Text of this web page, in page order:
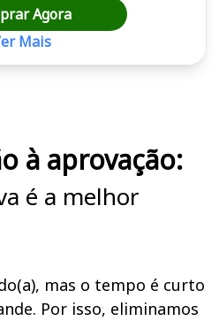
Agora
Mais
à aprovação:
é a melhor
mas o tempo é curto
Por isso, eliminamos